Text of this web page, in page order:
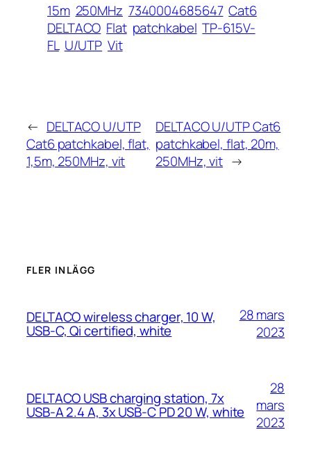
15m 250MHz 7340004685647 Cat6
DELTACO Flat patchkabel TP-615V-
FL U/UTP Vit
← DELTACO U/UTP
Cat6 patchkabel, flat,
1,5m, 250MHz, vit
DELTACO U/UTP Cat6
patchkabel, flat, 20m,
250MHz, vit →
FLER INLÄGG
DELTACO wireless charger, 10 W,
USB-C, Qi certified, white
28 mars
2023
DELTACO USB charging station, 7x
USB-A 2.4 A, 3x USB-C PD 20 W, white
28
mars
2023